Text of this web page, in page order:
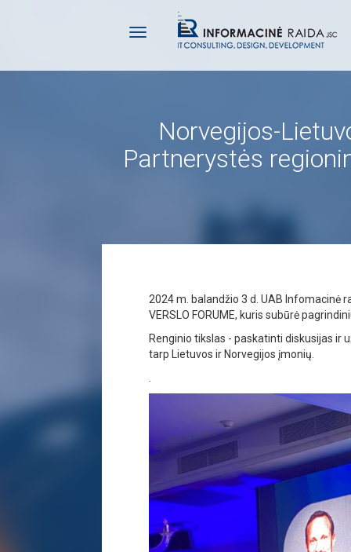
Norvegijos-
Partnerystės
2024 m. balandžio 3 d. UAB Infomacinė
VERSLO FORUME, kuris subūrė
Renginio tikslas - paskatinti diskusijas
tarp Lietuvos ir Norvegijos įmonių.